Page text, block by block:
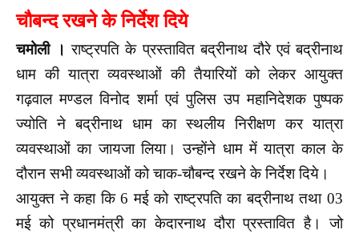
चौबन्द रखने के निर्देश दिये
चमोली । राष्ट्रपति के प्रस्तावित बद्रीनाथ दौरे एवं बद्रीनाथ
धाम की यात्रा व्यवस्थाओं की तैयारियों को लेकर आयुक्त
गढ़वाल मण्डल विनोद शर्मा एवं पुलिस उप महानिदेशक पुष्पक
ज्योति ने बद्रीनाथ धाम का स्थलीय निरीक्षण कर यात्रा
व्यवस्थाओं का जायजा लिया। उन्होंने धाम में यात्रा काल के
दौरान सभी व्यवस्थाओं को चाक-चौबन्द रखने के निर्देश दिये।
आयुक्त ने कहा कि 6 मई को राष्ट्रपति का बद्रीनाथ तथा 03
मई को प्रधानमंत्री का केदारनाथ दौरा प्रस्तावित है। जो